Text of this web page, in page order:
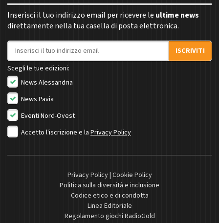
Inserisci il tuo indirizzo email per ricevere le ultime news
direttamente nella tua casella di posta elettronica.
Indirizzo email
ISCRIVITI
Scegli le tue edizioni:
News Alessandria
News Pavia
Eventi Nord-Ovest
Accetto l'iscrizione e la Privacy Policy
Privacy Policy| Cookie Policy
Politica sulla diversità e inclusione
Codice etico e di condotta
Linea Editoriale
Regolamento giochi RadioGold